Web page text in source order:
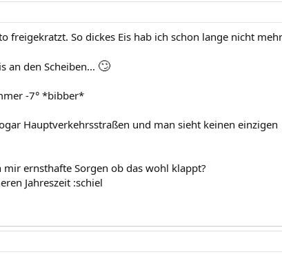
freigekratzt. So dickes Eis hab ich schon lange nicht mehr
an den Scheiben... 🙄
-7° *bibber*
Hauptverkehrsstraßen und man sieht keinen einzigen
ernsthafte Sorgen ob das wohl klappt?
Jahreszeit :schiel